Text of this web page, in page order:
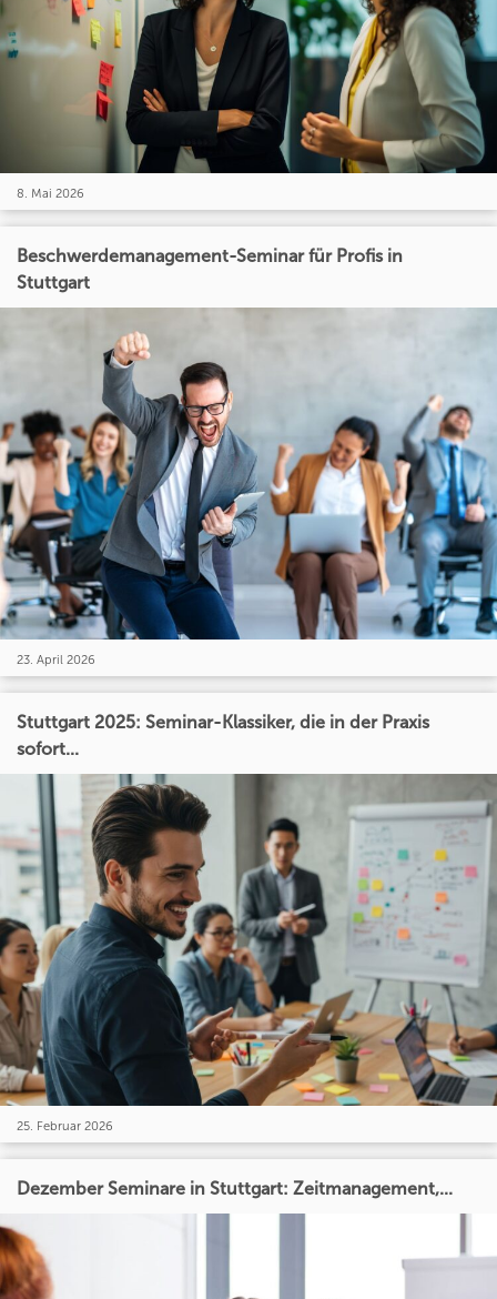
8. Mai 2026
Beschwerdemanagement-Seminar für Profis in
Stuttgart
23. April 2026
Stuttgart 2025: Seminar-Klassiker, die in der Praxis
sofort...
25. Februar 2026
Dezember Seminare in Stuttgart: Zeitmanagement,...